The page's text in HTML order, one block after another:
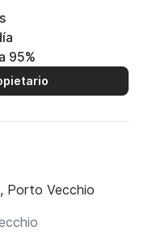
95%
Porto Vecchio